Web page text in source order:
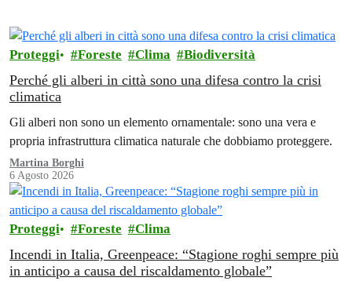
Proteggi Foreste Clima Biodiversità
Perché gli alberi in città sono una difesa contro la crisi
climatica
Gli alberi non sono un elemento ornamentale: sono una vera e
propria infrastruttura climatica naturale che dobbiamo proteggere.
Martina Borghi
6 Agosto 2026
Proteggi Foreste Clima
Incendi in Italia, Greenpeace: “Stagione roghi sempre più
in anticipo a causa del riscaldamento globale”